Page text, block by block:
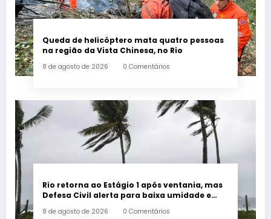
Queda de helicóptero mata quatro pessoas
na região da Vista Chinesa, no Rio
8 de agosto de 2026 0 Comentários
Rio retorna ao Estágio 1 após ventania, mas
Defesa Civil alerta para baixa umidade e
8 de agosto de 2026 0 Comentários